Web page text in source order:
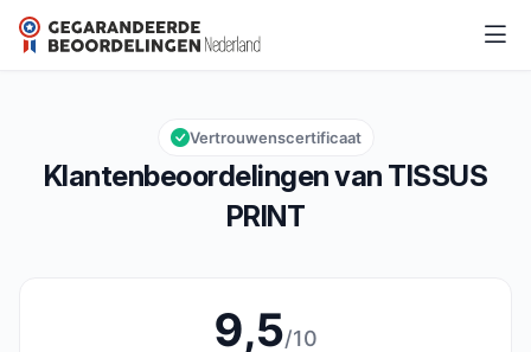
TISSUS PRINT
Algemene beoordeling: 9,5 van 10
9,5/10
Klantenbeoordelingen van TISSUS
PRINT
Vertrouwenscertificaat
9,5/10